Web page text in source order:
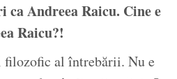
Andreea Raicu. Cine e
Raicu?!
filozofic al întrebării. Nu e